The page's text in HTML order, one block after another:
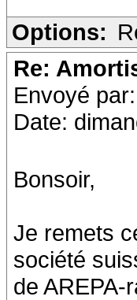
Options:
Re:
Envoyé par:
Date:
Bonsoir,
Je remets
société
de AREPA-